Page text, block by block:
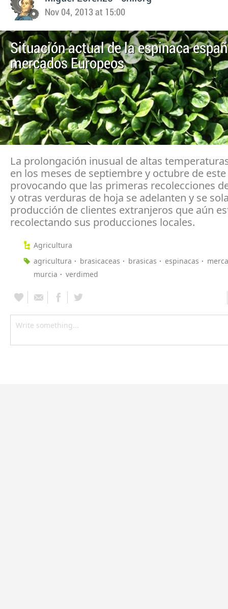
Nov 04, 2013 at 15:00
Situación actual de la espinaca
mercados Europeos
La prolongación inusual de altas
en los meses de septiembre y octubre de
provocando que las primeras recolecciones
y otras verduras de hoja se adelanten y se
producción de clientes extranjeros que aún
recolectando sus producciones locales.
Agricultura
agricultura
brasicaceas brasicas espinacas
murcia
verdimed